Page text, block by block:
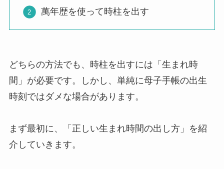
萬年歴を使って時柱を出す
どちらの方法でも、時柱を出すには「生まれ時
間」が必要です。しかし、単純に母子手帳の出生
時刻ではダメな場合があります。
まず最初に、「正しい生まれ時間の出し方」を紹
介していきます。